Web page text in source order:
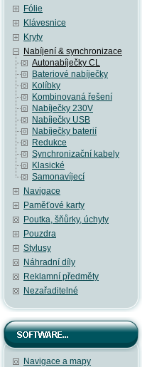
Fólie
Klávesnice
Kryty
Nabíjení & synchronizace
Autonabíječky CL
Bateriové nabíječky
Kolíbky
Kombinovaná řešení
Nabíječky 230V
Nabíječky USB
Nabíječky baterií
Redukce
Synchronizační kabely
Klasické
Samonavíjecí
Navigace
Paměťové karty
Poutka, šňůrky, úchyty
Pouzdra
Stylusy
Náhradní díly
Reklamní předměty
Nezařaditelné
Navigace a mapy